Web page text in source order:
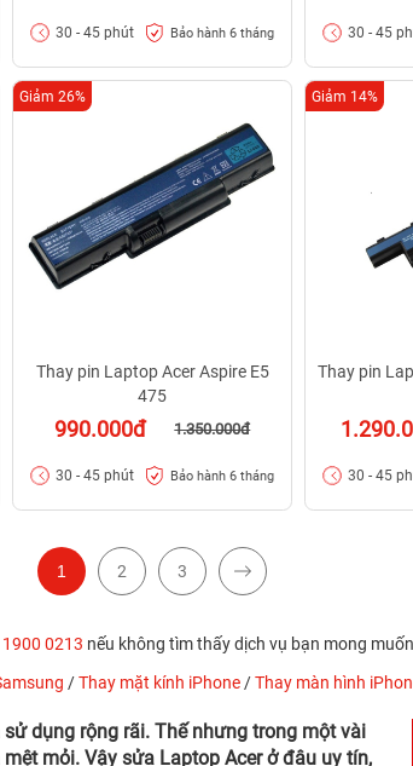
30 - 45 phút Bảo hành 6 tháng 30 - 45
Thay pin Laptop Acer Aspire E5
475
990.000đ 1.350.000đ
Giảm 26%
30 - 45 phút Bảo hành 6 tháng
Thay pin
Giảm 14%
30 - 45
1 2 3
1900 0213 nếu không tìm thấy dịch vụ bạn mong
/Thay mặt kính iPhone /Thay màn hình
dụng rộng rãi. Thế nhưng trong một vài
mỏi. Vậy sửa Laptop Acer ở đâu uy tín,